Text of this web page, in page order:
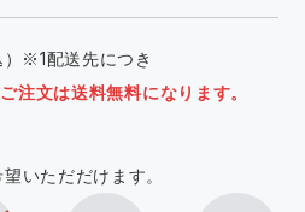
※1配送先につき
文は送料無料になります。
いただだけます。